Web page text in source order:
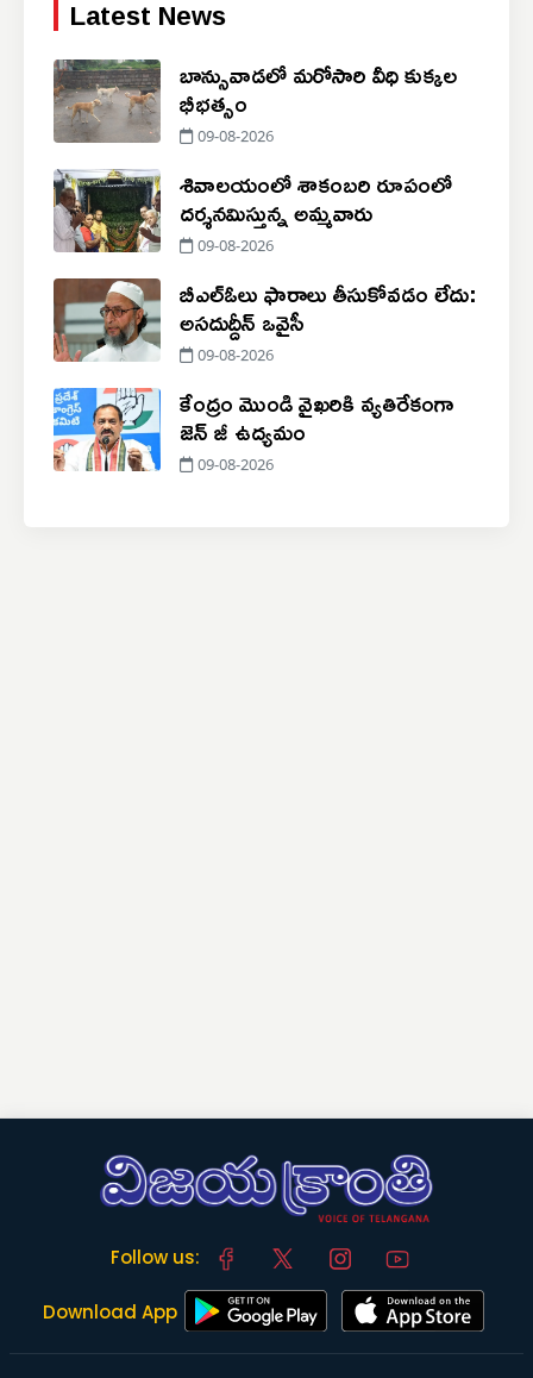
Latest News
బాన్సువాడలో మరోసారి వీధి కుక్కల
భీభత్సం
09-08-2026
శివాలయంలో శాకంబరి రూపంలో
దర్శనమిస్తున్న అమ్మవారు
09-08-2026
బీఎల్ఓలు ఫారాలు తీసుకోవడం లేదు:
అసదుద్దీన్ ఒవైసీ
09-08-2026
కేంద్రం మొండి వైఖరికి వ్యతిరేకంగా
జెన్ జీ ఉద్యమం
09-08-2026
Follow us:
Download App